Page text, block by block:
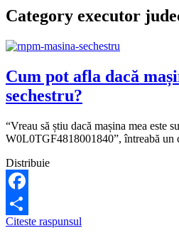
Category executor
Cum pot afla dacă
sechestru?
“Vreau să știu dacă mașina mea este
W0L0TGF4818001840”, întreabă un
Distribuie
Facebook
Share
Citeste raspunsul